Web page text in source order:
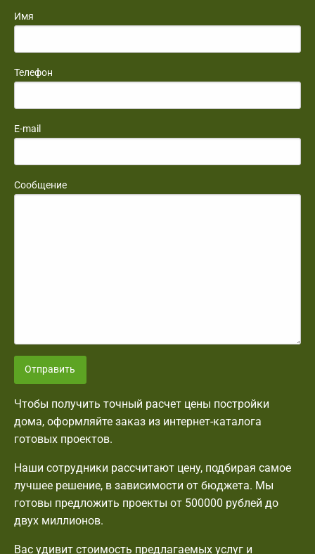
Имя
Телефон
E-mail
Сообщение
Отправить
Чтобы получить точный расчет цены постройки
дома, оформляйте заказ из интернет-каталога
готовых проектов.
Наши сотрудники рассчитают цену, подбирая самое
лучшее решение, в зависимости от бюджета. Мы
готовы предложить проекты от 500000 рублей до
двух миллионов.
Вас удивит стоимость предлагаемых услуг и